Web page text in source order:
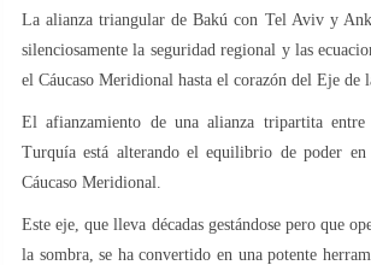
La alianza triangular de Bakú con Tel Aviv y
silenciosamente la seguridad regional y las
el Cáucaso Meridional hasta el corazón del Eje de
El afianzamiento de una alianza tripartita
Turquía está alterando el equilibrio de poder
Cáucaso Meridional.
Este eje, que lleva décadas gestándose pero que
la sombra, se ha convertido en una potente